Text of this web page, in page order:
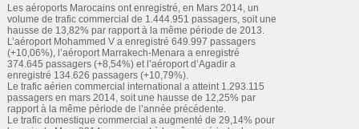
Les aéroports Marocains ont enregistré, en Mars 2014, un
volume de trafic commercial de 1.444.951 passagers, soit une
hausse de 13,82% par rapport à la même période de 2013.
L’aéroport Mohammed V a enregistré 649.997 passagers
(+10,06%), l’aéroport Marrakech-Menara a enregistré
374.645 passagers (+8,54%) et l’aéroport d’Agadir a
enregistré 134.626 passagers (+10,79%).
Le trafic aérien commercial international a atteint 1.293.115
passagers en mars 2014, soit une hausse de 12,25% par
rapport à la même période de l’année précédente.
Le trafic domestique commercial a augmenté de 29,14% pour